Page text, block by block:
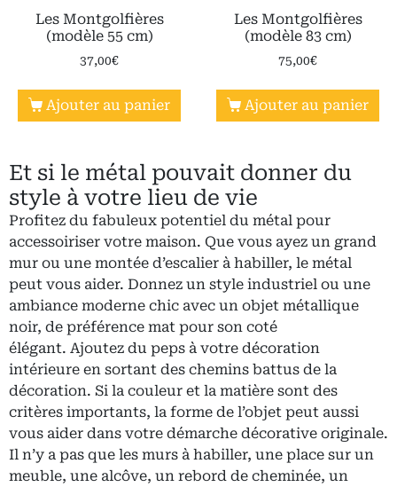
Les Montgolfières
(modèle 55 cm)
37,00€
Ajouter au panier
Les Montgolfières
(modèle 83 cm)
75,00€
Ajouter au panier
Et si le métal pouvait donner du
style à votre lieu de vie
Profitez du fabuleux potentiel du métal pour
accessoiriser votre maison. Que vous ayez un grand
mur ou une montée d’escalier à habiller, le métal
peut vous aider. Donnez un style industriel ou une
ambiance moderne chic avec un objet métallique
noir, de préférence mat pour son coté
élégant. Ajoutez du peps à votre décoration
intérieure en sortant des chemins battus de la
décoration. Si la couleur et la matière sont des
critères importants, la forme de l’objet peut aussi
vous aider dans votre démarche décorative originale.
Il n’y a pas que les murs à habiller, une place sur un
meuble, une alcôve, un rebord de cheminée, un